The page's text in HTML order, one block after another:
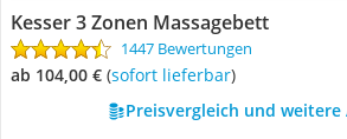
Kesser 3 Zonen Massagebett
1447 Bewertungen
ab 104,00 € ( Sofort lieferbar)
Preisvergleich und weitere